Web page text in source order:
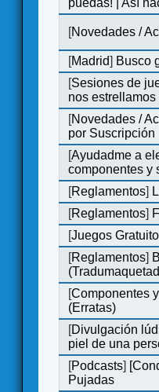
puedas! | Así
[Novedades /
[Madrid] Busco
[Sesiones de
nos
[Novedades /
por Suscripción
[Ayudadme a
componentes y
[Reglamentos]
[Reglamentos]
[Juegos
[Reglamentos]
[Componentes
(Erratas)
[Divulgación
piel de una
[Podcasts]
Pujadas